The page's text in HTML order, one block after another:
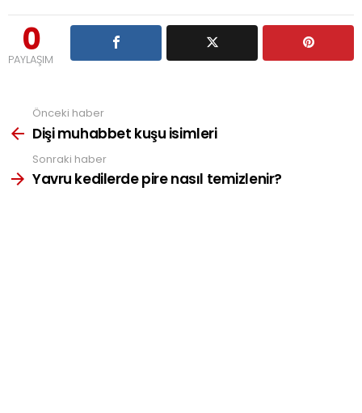
0
PAYLAŞIM
more
Önceki haber
Dişi muhabbet kuşu isimleri
Sonraki haber
Yavru kedilerde pire nasıl temizlenir?